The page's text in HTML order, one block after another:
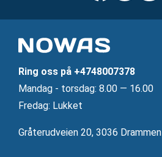
Ring oss på +4748007378
Mandag ‐ torsdag: 8.00 — 16.00
Fredag: Lukket
Gråterudveien 20, 3036 Drammen